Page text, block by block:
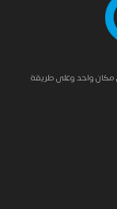
مكان واحد وعلى طريقة